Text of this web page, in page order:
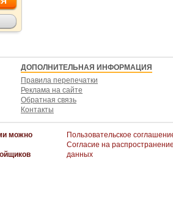
ДОПОЛНИТЕЛЬНАЯ ИНФОРМАЦИЯ
Правила перепечатки
Реклама на сайте
Обратная связь
Контакты
можно
Пользовательское
Согласие на
данных